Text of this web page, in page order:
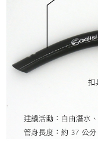
帳／街口支付／iPASS
1.本服務係由「台灣大哥
用戶於交易時，得透過
買賣價金債權讓與本公司
2.基於同意付款使用「大
資料（包含姓名、電話或
由本公司與您本人進行
２．訂單成立數日內，您
３．收到繳費通知簡訊後
ATM／網路銀行／等多元
※ 請注意：結帳手續完成
購買商品的店家。未經商
後付繳納相關費用。
※ 交易是否成功請以「
是否繳費成功／繳費後需
https://
【注意事項】
１．透過由恩沛科技股
易，需依本服務之必要範
貨到付款
每筆NT$130，滿